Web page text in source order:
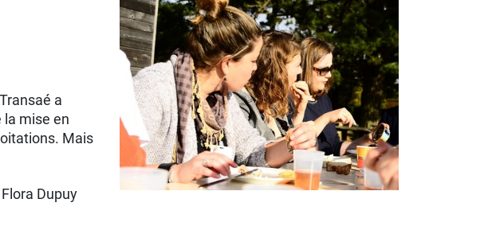
a
mise en
Mais
Dupuy